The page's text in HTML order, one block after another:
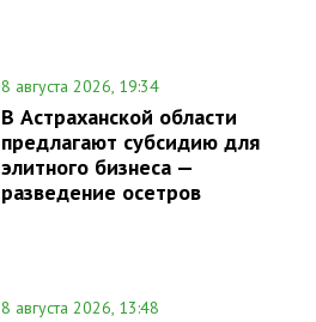
8 августа 2026, 19:34
В Астраханской области
предлагают субсидию для
элитного бизнеса —
разведение осетров
8 августа 2026, 13:48